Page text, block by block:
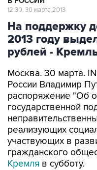
12:30, 30 марта 2013
На поддержку
2013 году
рублей -
Москва. 30 марта.
России Владимир
распоряжение "Об
государственной
реализующих
участвующих в
гражданского
Кремля в субботу.